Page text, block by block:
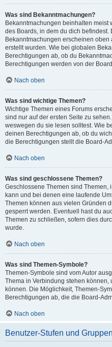
Was sind Bekanntmachungen?
Bekanntmachungen beinhalten meist
des Boards, in dem du dich befindest.
Bekanntmachungen erscheinen
erstellt wurden. Wie bei globalen
Berechtigungen ab, ob du
Berechtigungen werden von der
Nach oben
Was sind wichtige Themen?
Wichtige Themen eines Forums
sind nur auf der ersten Seite zu
weswegen du sie lesen solltest. Wie
deinen Berechtigungen ab, ob du
die Berechtigungen stellt die Board-
Nach oben
Was sind geschlossene Themen?
Geschlossene Themen sind Themen,
kann und bei denen eine laufende
Themen können aus vielen Gründen
gesperrt werden. Eventuell hast du
Themen zu schließen, sofern dies
wurde.
Nach oben
Was sind Themen-Symbole?
Themen-Symbole sind vom Autor
Thema in Verbindung stehen
können. Die Möglichkeit, Themen-
Berechtigungen ab, die die Board-
Nach oben
Benutzer-Stufen und Gruppen